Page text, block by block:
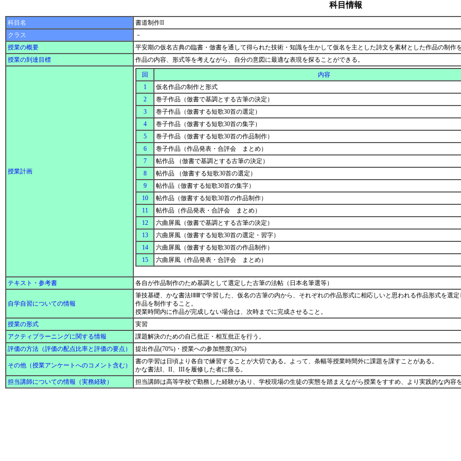
科目情報
科目名
書道制作II
クラス
－
授業の概要
平安期の仮名古典の臨書・倣書を通して得られた技術・知識を生かして仮名を主とした詩文を素材とした作品の制作
授業の到達目標
作品の内容、形式等を考えながら、自分の意図に最適な表現を探ることができる。
授業計画
回
内容
1
仮名作品の制作と形式
2
巻子作品（倣書で基調とする古筆の決定）
3
巻子作品（倣書する短歌30首の選定）
4
巻子作品（倣書する短歌30首の集字）
5
巻子作品（倣書する短歌30首の作品制作）
6
巻子作品（作品発表・合評会 まとめ）
7
帖作品 （倣書で基調とする古筆の決定）
8
帖作品 （倣書する短歌30首の選定）
9
帖作品（倣書する短歌30首の集字）
10
帖作品（倣書する短歌30首の作品制作）
11
帖作品（作品発表・合評会 まとめ）
12
六曲屏風（倣書で基調とする古筆の決定）
13
六曲屏風（倣書する短歌30首の選定・習字）
14
六曲屏風（倣書する短歌30首の作品制作）
15
六曲屏風（作品発表・合評会 まとめ）
テキスト・参考書 各自が作品制作のため基調として選定した古筆の法帖（日本名筆選等）
自学自習についての情報
筆技基礎、かな書法ⅠⅡⅢで学習した、仮名の古筆の内から、それぞれの作品形式に相応しいと思われる作品形式を選定
作品を制作すること。
授業時間内に作品が完成しない場合は、次時までに完成させること。
授業の形式
実習
アクティブラーニングに関する情報
課題解決のための自己批正・相互批正を行う。
評価の方法（評価の配点比率と評価の要点）
提出作品(70%)・授業への参加態度(30%)
その他（授業アンケートへのコメント含む）
書の学習は日頃より各自で練習することが大切である。よって、条幅等授業時間外に課題を課すことがある。
かな書法I、II、IIIを履修した者に限る。
担当講師についての情報（実務経験）
担当講師は高等学校で勤務した経験があり、学校現場の生徒の実態を踏まえながら授業をすすめ、より実践的な内容